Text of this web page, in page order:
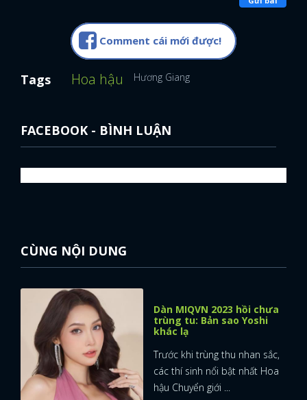
FACEBOOK GOOGLE
Comment cái mới được!
Tags Hoa hậu Hương Giang
FACEBOOK - BÌNH LUẬN
CÙNG NỘI DUNG
Dàn MIQVN 2023 hồi chưa
trùng tu: Bản sao Yoshi
khác lạ
Trước khi trùng thu nhan sắc,
các thí sinh nổi bật nhất Hoa
hậu Chuyển giới ...